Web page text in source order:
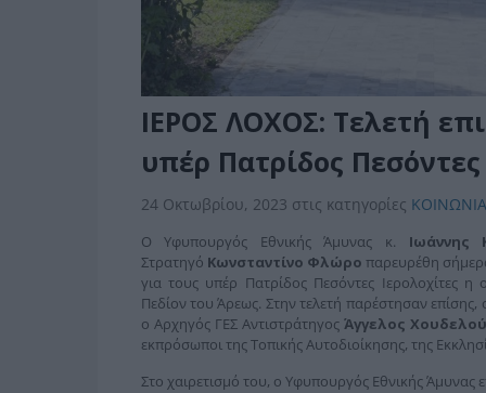
ΙΕΡΟΣ ΛΟΧΟΣ: Τελετή
υπέρ Πατρίδος Πεσόντες
24 Οκτωβρίου, 2023 στις κατηγορίες ΚΟΙΝΩΝΙΑ
Ο Υφυπουργός Εθνικής Άμυνας κ. Ιωάννης
Στρατηγό Κωνσταντίνο Φλώρο παρευρέθη
για τους υπέρ Πατρίδος Πεσόντες
Πεδίον του Άρεως. Στην τελετή παρέστησαν επίσης,
ο Αρχηγός ΓΕΣ Αντιστράτηγος Άγγελος
εκπρόσωποι της Τοπικής Αυτοδιοίκησης, της
Στο χαιρετισμό του, ο Υφυπουργός Εθνικής Άμυνας